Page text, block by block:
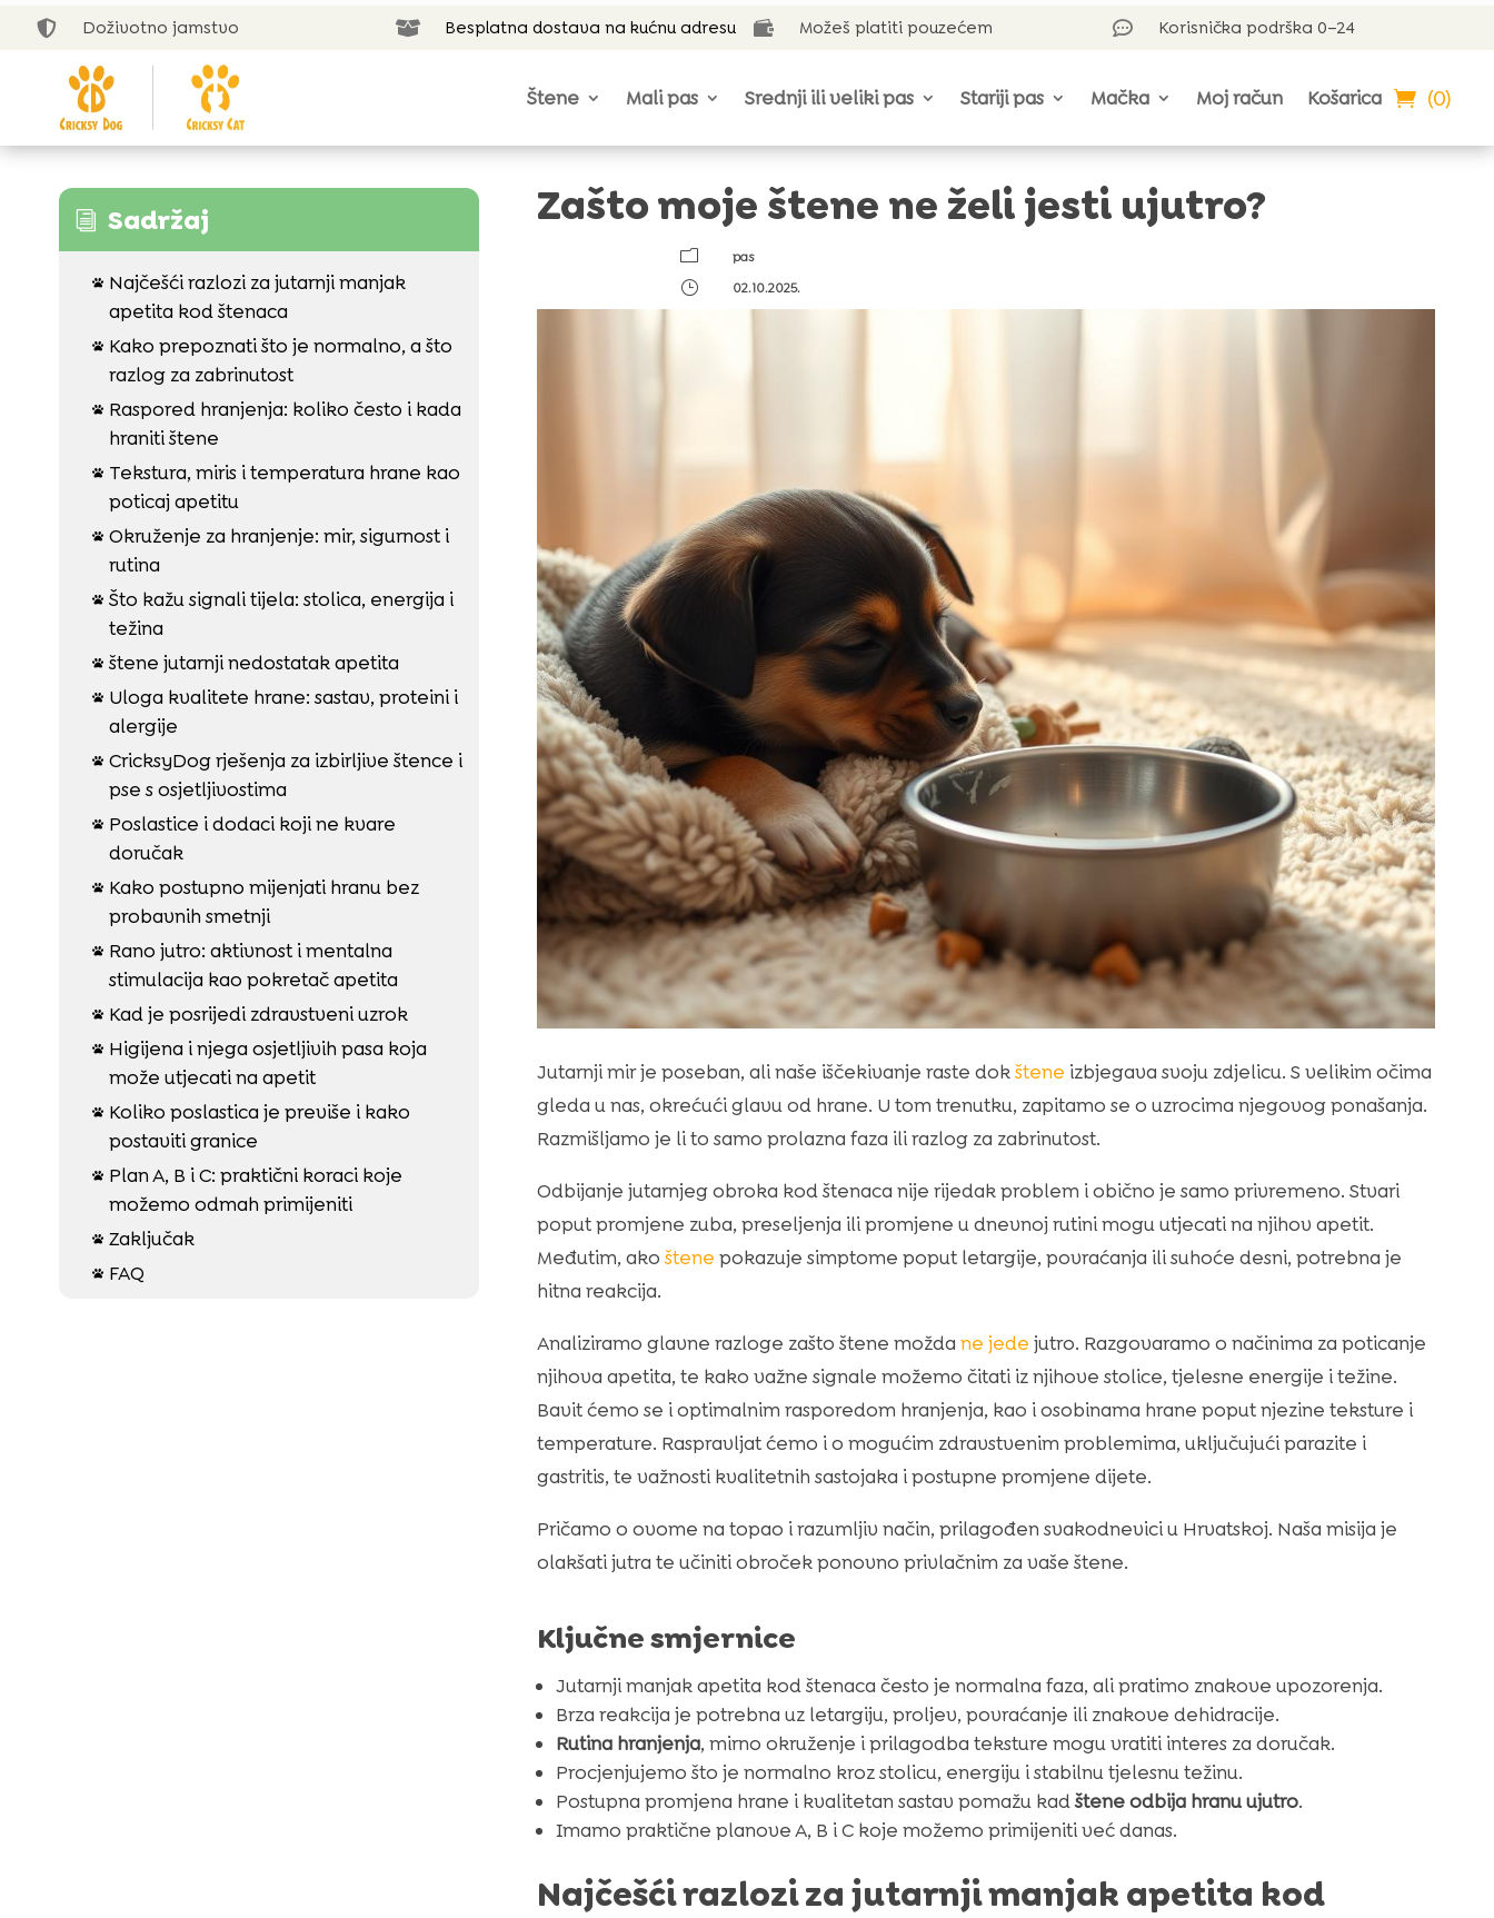
 Doživotno jamstvo  Besplatna dostava na kućnu adresu  Možeš platiti pouzećem  Korisnička podrška 0–24
Štene Mali pas Srednji ili veliki pas Stariji pas Mačka Moj račun Košarica (0)
i Sadržaj

Najčešći razlozi za jutarnji manjak
apetita kod štenaca

Kako prepoznati što je normalno, a što
razlog za zabrinutost

Raspored hranjenja: koliko često i kada
hraniti štene

Tekstura, miris i temperatura hrane kao
poticaj apetitu
 Okruženje za hranjenje: mir, sigurnost i
rutina
 Što kažu signali tijela: stolica, energija i
težina
 štene jutarnji nedostatak apetita

Uloga kvalitete hrane: sastav, proteini i
alergije
 CricksyDog rješenja za izbirljive štence i
pse s osjetljivostima

Poslastice i dodaci koji ne kvare
doručak

Kako postupno mijenjati hranu bez
probavnih smetnji

Rano jutro: aktivnost i mentalna
stimulacija kao pokretač apetita
 Kad je posrijedi zdravstveni uzrok

Higijena i njega osjetljivih pasa koja
može utjecati na apetit

Koliko poslastica je previše i kako
postaviti granice

Plan A, B i C: praktični koraci koje
možemo odmah primijeniti
 Zaključak
 FAQ
Zašto moje štene ne želi jesti ujutro?
m
pas
}
02.10.2025.
Jutarnji mir je poseban, ali naše iščekivanje raste dokštene izbjegava svoju zdjelicu. S velikim očima
gleda u nas, okrećući glavu od hrane. U tom trenutku, zapitamo se o uzrocima njegovog ponašanja.
Razmišljamo je li to samo prolazna faza ili razlog za zabrinutost.
Odbijanje jutarnjeg obroka kod štenaca nije rijedak problem i obično je samo privremeno. Stvari
poput promjene zuba, preseljenja ili promjene u dnevnoj rutini mogu utjecati na njihov apetit.
Međutim, ako štene pokazuje simptome poput letargije, povraćanja ili suhoće desni, potrebna je
hitna reakcija.
Analiziramo glavne razloge zašto štene možda ne jede jutro. Razgovaramo o načinima za poticanje
njihova apetita, te kako važne signale možemo čitati iz njihove stolice, tjelesne energije i težine.
Bavit ćemo se i optimalnim rasporedom hranjenja, kao i osobinama hrane poput njezine teksture i
temperature. Raspravljat ćemo i o mogućim zdravstvenim problemima, uključujući parazite i
gastritis, te važnosti kvalitetnih sastojaka i postupne promjene dijete.
Pričamo o ovome na topao i razumljiv način, prilagođen svakodnevici u Hrvatskoj. Naša misija je
olakšati jutra te učiniti obroček ponovno privlačnim za vaše štene.
Ključne smjernice
Jutarnji manjak apetita kod štenaca često je normalna faza, ali pratimo znakove upozorenja.
Brza reakcija je potrebna uz letargiju, proljev, povraćanje ili znakove dehidracije.
Rutina hranjenja, mirno okruženje i prilagodba teksture mogu vratiti interes za doručak.
Procjenjujemo što je normalno kroz stolicu, energiju i stabilnu tjelesnu težinu.
Postupna promjena hrane i kvalitetan sastav pomažu kadštene odbija hranu ujutro.
Imamo praktične planove A, B i C koje možemo primijeniti već danas.
Najčešći razlozi za jutarnji manjak apetita kod